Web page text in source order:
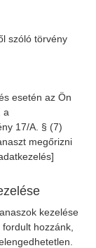
szóló törvény
esetén az Ön
a
17/A. § (7)
megőrizni
kezelése
hozzánk,